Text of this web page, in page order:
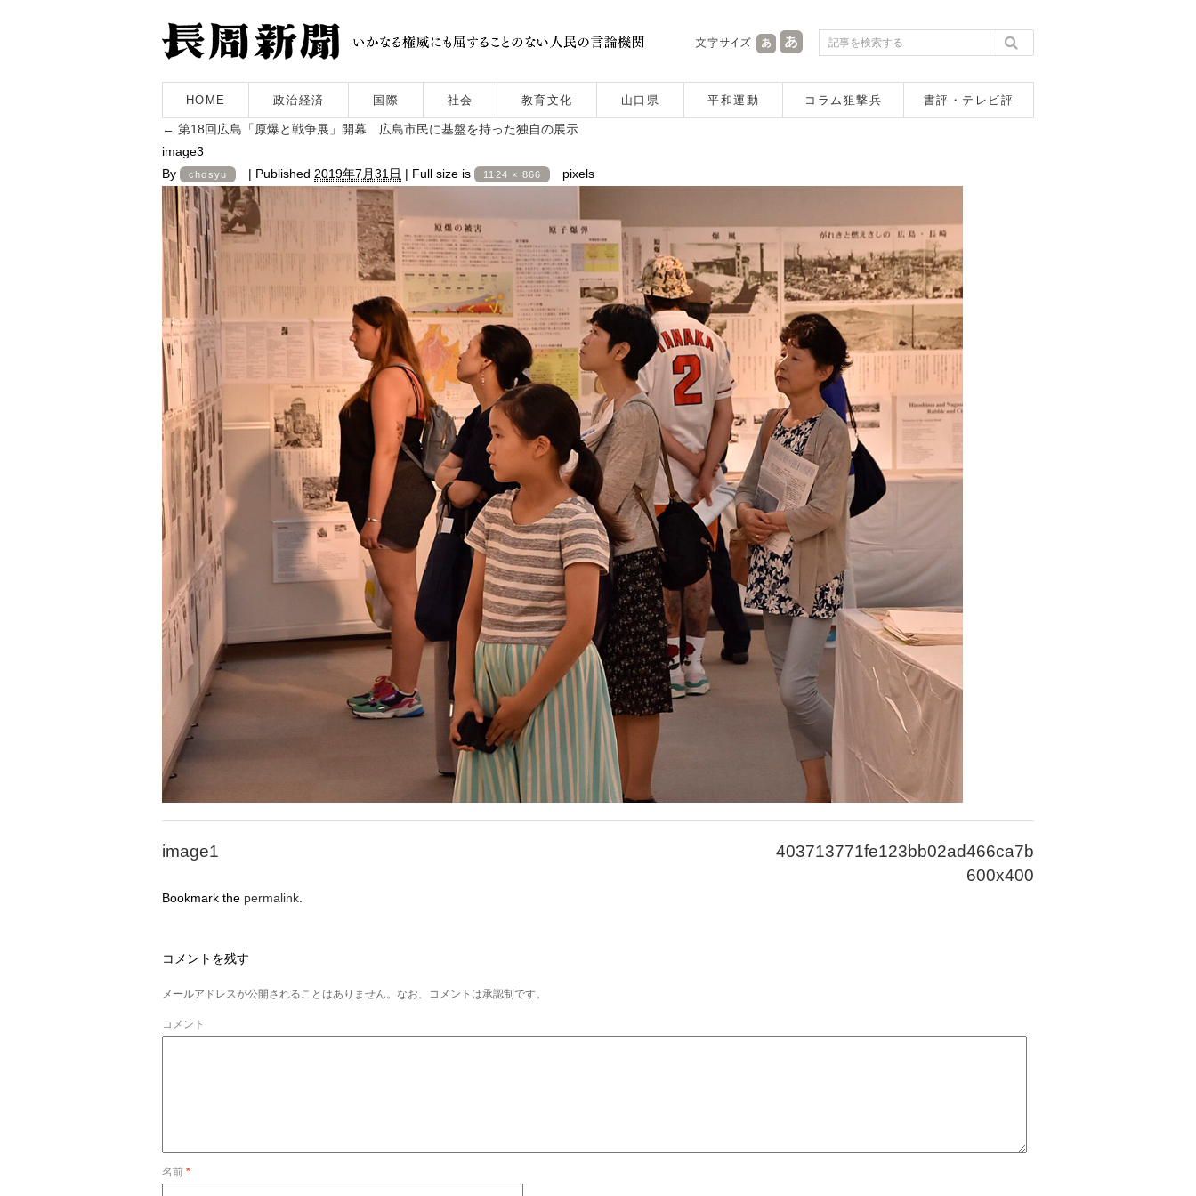
HOME 政治経済 国際 社会 教育文化 山口県 平和運動 コラム狙撃兵 書評・テレビ評
← 第18回広島「原爆と戦争展」開幕 広島市民に基盤を持った独自の展示
image3
By
chosyu | Published 2019年7月31日 | Full size is 1124 × 866 pixels
image1
403713771fe123bb02ad466ca7b70558-
600x400
Bookmark the permalink.
コメントを残す
メールアドレスが公開されることはありません。なお、コメントは承認制です。
コメント
名前 *